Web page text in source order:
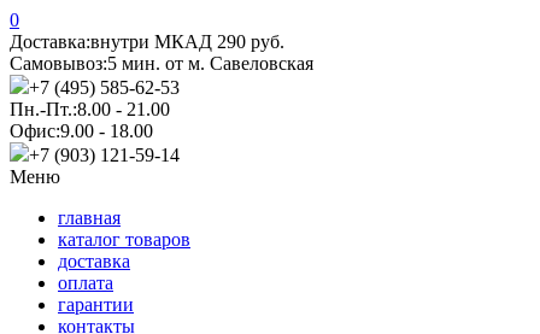
0
Доставка:внутри МКАД 290 руб.
Самовывоз:5 мин. от м. Савеловская
+7 (495) 585-62-53
Пн.-Пт.:8.00 - 21.00
Офис:9.00 - 18.00
+7 (903) 121-59-14
Меню
главная
каталог товаров
доставка
оплата
гарантии
контакты